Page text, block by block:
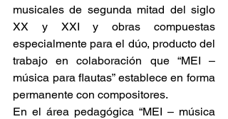
musicales de segunda mitad del siglo
XX y XXI y obras compuestas
especialmente para el dúo, producto del
trabajo en colaboración que “MEI –
música para flautas” establece en forma
permanente con compositores.
En el área pedagógica “MEI – música